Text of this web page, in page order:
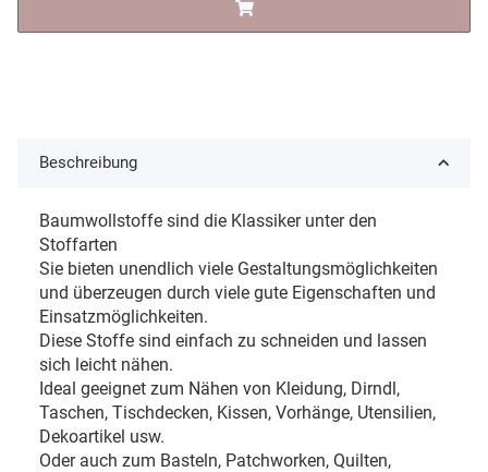
Beschreibung
Baumwollstoffe sind die Klassiker unter den
Stoffarten
Sie bieten unendlich viele Gestaltungsmöglichkeiten
und überzeugen durch viele gute Eigenschaften und
Einsatzmöglichkeiten.
Diese Stoffe sind einfach zu schneiden und lassen
sich leicht nähen.
Ideal geeignet zum Nähen von Kleidung, Dirndl,
Taschen, Tischdecken, Kissen, Vorhänge, Utensilien,
Dekoartikel usw.
Oder auch zum Basteln, Patchworken, Quilten,